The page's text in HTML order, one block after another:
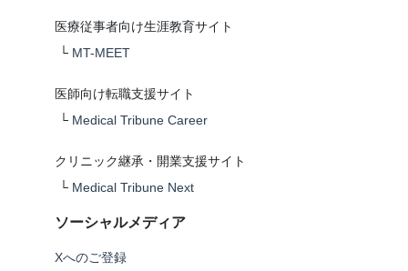
医療従事者向け生涯教育サイト
└ MT-MEET
医師向け転職支援サイト
└ Medical Tribune Career
クリニック継承・開業支援サイト
└ Medical Tribune Next
ソーシャルメディア
Xへのご登録